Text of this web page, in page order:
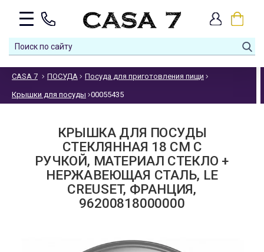
CASA 7 ПОСУДА Посуда для приготовления пищи
Крышки для посуды 00055435
КРЫШКА ДЛЯ ПОСУДЫ
СТЕКЛЯННАЯ 18 СМ С
РУЧКОЙ, МАТЕРИАЛ СТЕКЛО +
НЕРЖАВЕЮЩАЯ СТАЛЬ, LE
CREUSET, ФРАНЦИЯ,
96200818000000